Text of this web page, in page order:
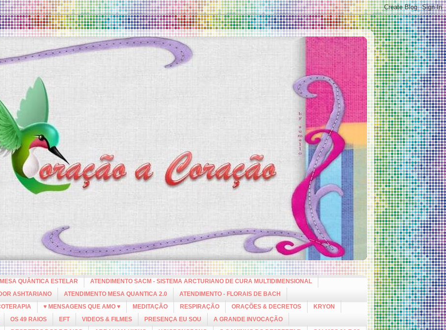
QUÂNTICA ESTELAR
ATENDIMENTO SACM - SISTEMA ARCTURIANO DE CURA MULTIDIMENSIONAL
ASHTARIANO
ATENDIMENTO MESA QUANTICA 2.0
ATENDIMENTO - FLORAIS DE BACH
♥ MENSAGENS QUE AMO ♥ MEDITAÇÃO RESPIRAÇÃO ORAÇÕES & DECRETOS
KRYON
OS 49 RAIOS EFT VIDEOS & FILMES PRESENÇA EU SOU
A GRANDE INVOCAÇÃO